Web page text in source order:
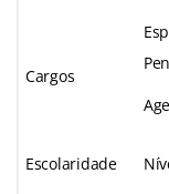
Cargos
Escolaridade